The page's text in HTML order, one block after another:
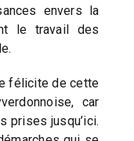
envers la
le travail des
félicite de cette
car
prises jusqu’ici.